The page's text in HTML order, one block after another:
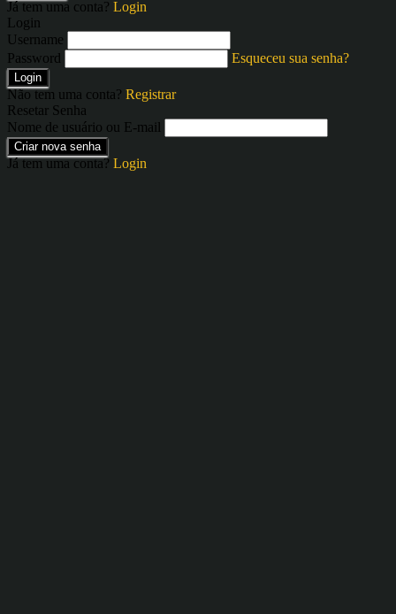
Já tem uma conta? Login
Login
Username
Password
Esqueceu sua senha?
Login
Não tem uma conta? Registrar
Resetar Senha
Nome de usuário ou E-mail
Criar nova senha
Já tem uma conta? Login